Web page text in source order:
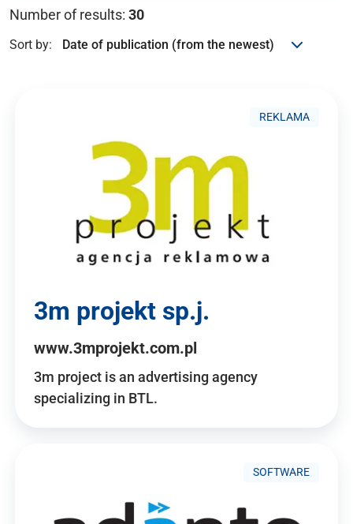
Number of results: 30
Sort by:
REKLAMA
3m projekt sp.j.
www.3mprojekt.com.pl
3m project is an advertising agency
specializing in BTL.
SOFTWARE